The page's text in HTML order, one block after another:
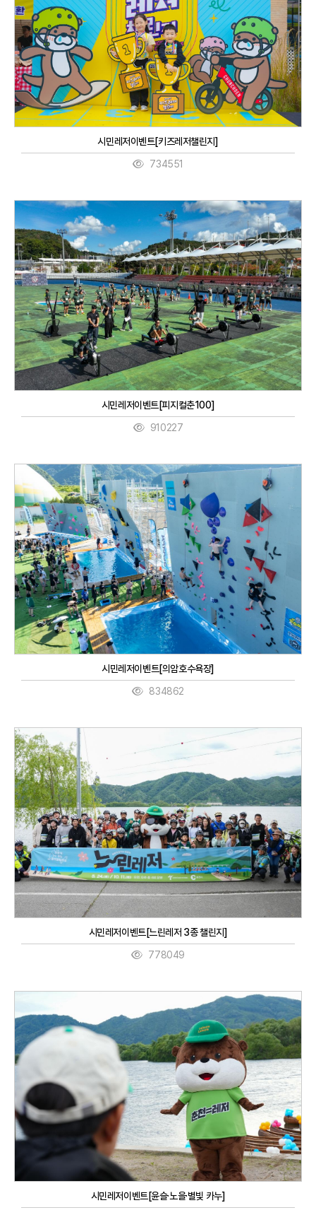
시민레저이벤트[키즈레저챌린지]
734551
시민레저이벤트[피지컬춘100]
910227
시민레저이벤트[의암호수욕장]
834862
시민레저이벤트[느린레저 3종 챌린지]
778049
시민레저이벤트[윤슬·노을·별빛 카누]